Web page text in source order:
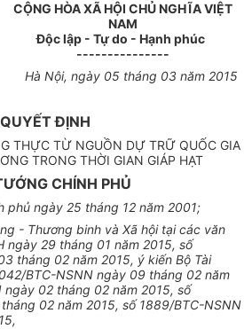
CỘNG HÒA XÃ HỘI CHỦ NGHĨA VIỆT
NAM
Độc lập - Tự do - Hạnh phúc
---------------
Hà Nội, ngày 05 tháng 03 năm 2015
QUYẾT ĐỊNH
THỰC TỪ NGUỒN DỰ TRỮ QUỐC GIA
TRONG THỜI GIAN GIÁP HẠT
CHÍNH PHỦ
phủ ngày 25 tháng 12 năm 2001;
- Thương binh và Xã hội tại các văn
ngày 29 tháng 01 năm 2015, số
tháng 02 năm 2015, ý kiến Bộ Tài
BTC-NSNN ngày 09 tháng 02 năm
02 tháng 02 năm 2015, số
02 năm 2015, số 1889/BTC-NSNN